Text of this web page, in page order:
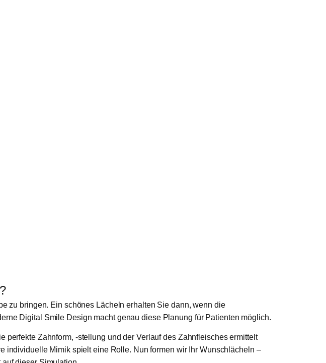
zu bringen. Ein schönes Lächeln erhalten Sie dann, wenn die
Digital Smile Design macht genau diese Planung für Patienten möglich.
Zahnform, -stellung und der Verlauf des Zahnfleisches ermittelt
individuelle Mimik spielt eine Rolle. Nun formen wir Ihr Wunschlächeln –